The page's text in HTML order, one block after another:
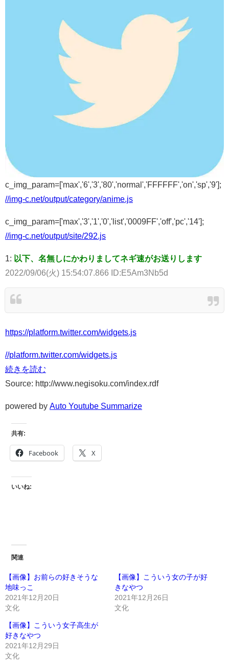
c_img_param=['max','6','3','80','normal','FFFFFF','on','sp','9'];
//img-c.net/output/category/anime.js
c_img_param=['max','3','1','0','list','0009FF','off','pc','14'];
//img-c.net/output/site/292.js
1: 以下、名無しにかわりましてネギ速がお送りします
2022/09/06(火) 15:54:07.866 ID:E5Am3Nb5d
https://platform.twitter.com/widgets.js
//platform.twitter.com/widgets.js
続きを読む
Source: http://www.negisoku.com/index.rdf
powered by Auto Youtube Summarize
共有:
Facebook X
いいね:
関連
【画像】お前らの好きそうな
地味っこ
2021年12月20日
文化
【画像】こういう女の子が好
きなやつ
2021年12月26日
文化
【画像】こういう女子高生が
好きなやつ
2021年12月29日
文化